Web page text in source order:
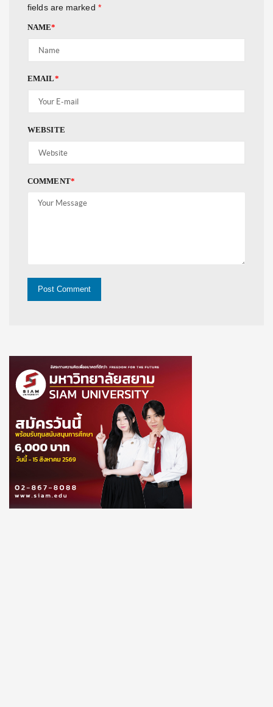
fields are marked *
NAME*
EMAIL*
WEBSITE
COMMENT*